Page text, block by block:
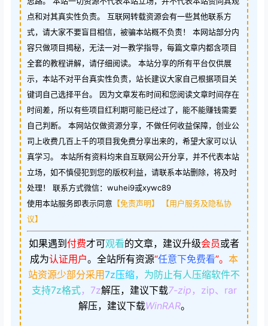
点和对其真实性负责。 互联网转载资源会有一些其他联系方
式，请大家不要盲目相信，被骗本站概不负责！ 本网站部分内
容只做项目揭秘，无法一对一教学指导，每篇文章内都含项目
全套的教程讲解，请仔细阅读。 本站分享的所有平台仅供展
示，本站不对平台真实性负责，站长建议大家自己根据项目关
键词自己选择平台。 因为文章发布时间和您阅读文章时间存在
时间差，所以有些项目红利期可能已经过了，能不能赚钱需要
自己判断。 本网站仅做资源分享，不做任何收益保障，创业公
司上收费几百上千的项目我免费分享出来的，希望大家可以认
真学习。 本站所有资料均来自互联网公开分享，并不代表本站
立场，如不慎侵犯到您的版权利益，请联系本站删除，将及时
处理！ 联系方式微信：wuhei9或xywc89
使用本站服务即表示同意 【免责声明】
【用户服务及隐私协
议】
如果遇到 付费才可观看的文章，建议升级会员或者
成为认证用户。 全站所有资源“任意下免费看”。 本
站资源少部分采用7z压缩， 为防止有人压缩软件不
支持7z格式，7z解压，建议下载7-zip ，zip、rar
解压，建议下载WinRAR。